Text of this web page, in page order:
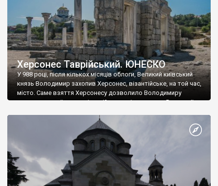
Херсонес Таврійський. ЮНЕСКО
У 988 році, після кількох місяців облоги, Великий київський
князь Володимир захопив Херсонес, візантійське, на той час,
місто. Саме взяття Херсонесу дозволило Володимиру
диктувати свої умови візантійському імператору Василю ІІ, та
Херсонесі Володимир-язичник, став Василем-християнином.
А потім було Хрещення Русі. На честь Херсонесу Таврійського